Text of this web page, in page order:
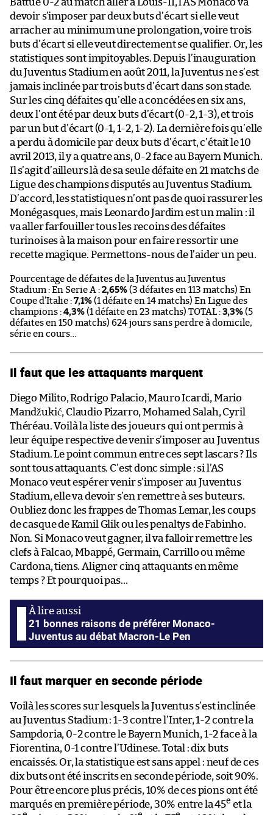
Battue 0-2 au match aller à Louis-II, l’AS Monaco va
devoir s’imposer par deux buts d’écart si elle veut
arracher au minimum une prolongation, voire trois
buts d’écart si elle veut directement se qualifier. Or, les
statistiques sont impitoyables. Depuis l’inauguration
du Juventus Stadium en août 2011, la Juventus ne s’est
jamais inclinée par trois buts d’écart dans son stade.
Sur les cinq défaites qu’elle a concédées en six ans,
deux l’ont été par deux buts d’écart (0-2, 1-3), et trois
par un but d’écart (0-1, 1-2, 1-2). La dernière fois qu’elle
a perdu à domicile par deux buts d’écart, c’était le 10
avril 2013, il y a quatre ans, 0-2 face au Bayern Munich.
Il s’agit d’ailleurs là de sa seule défaite en 21 matchs de
Ligue des champions disputés au Juventus Stadium.
D’accord, les statistiques n’ont pas de quoi rassurer les
Monégasques, mais Leonardo Jardim est un malin : il
va aller farfouiller tous les recoins des défaites
turinoises à la maison pour en faire ressortir une
recette magique. Permettons-nous de l’aider un peu.
Pourcentage de défaites de la Juventus au Juventus
Stadium : En Serie A : 2,65% (3 défaites en 113 matchs) En
Coupe d’Italie : 7,1% (1 défaite en 14 matchs) En Ligue des
champions : 4,3% (1 défaite en 23 matchs) TOTAL : 3,3% (5
défaites en 150 matchs) 624 jours sans perdre à domicile,
série en cours…
Il faut que les attaquants marquent
Diego Milito, Rodrigo Palacio, Mauro Icardi, Mario
Mandžukić, Claudio Pizarro, Mohamed Salah, Cyril
Théréau. Voilà la liste des joueurs qui ont permis à
leur équipe respective de venir s’imposer au Juventus
Stadium. Le point commun entre ces sept lascars ? Ils
sont tous attaquants. C’est donc simple : si l’AS
Monaco veut espérer venir s’imposer au Juventus
Stadium, elle va devoir s’en remettre à ses buteurs.
Oubliez donc les frappes de Thomas Lemar, les coups
de casque de Kamil Glik ou les penaltys de Fabinho.
Non. Si Monaco veut gagner, il va falloir remettre les
clefs à Falcao, Mbappé, Germain, Carrillo ou même
Cardona, tiens. Aligner cinq attaquants en même
temps ? Et pourquoi pas…
21 bonnes raisons de préférer Monaco-
Juventus au débat Macron-Le Pen
Il faut marquer en seconde période
Voilà les scores sur lesquels la Juventus s’est inclinée
au Juventus Stadium : 1-3 contre l’Inter, 1-2 contre la
Sampdoria, 0-2 contre le Bayern Munich, 1-2 face à la
Fiorentina, 0-1 contre l’Udinese. Total : dix buts
encaissés. Or, la statistique est sans appel : neuf de ces
dix buts ont été inscrits en seconde période, soit 90%.
Pour être encore plus précis, 10% de ces pions ont été
marqués en première période, 30% entre la 45e et la